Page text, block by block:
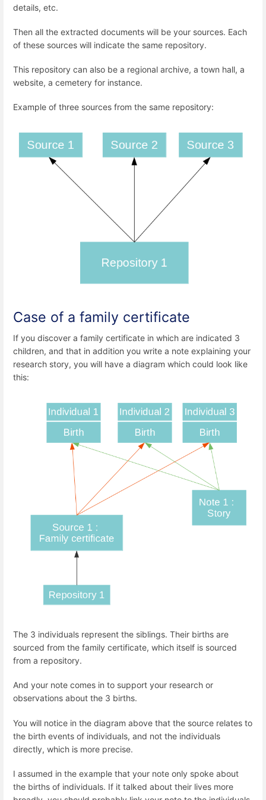
details, etc.
Then all the extracted documents will be your sources. Each
of these sources will indicate the same repository.
This repository can also be a regional archive, a town hall, a
website, a cemetery for instance.
Example of three sources from the same repository:
Case of a family certificate
If you discover a family certificate in which are indicated 3
children, and that in addition you write a note explaining your
research story, you will have a diagram which could look like
this:
The 3 individuals represent the siblings. Their births are
sourced from the family certificate, which itself is sourced
from a repository.
And your note comes in to support your research or
observations about the 3 births.
You will notice in the diagram above that the source relates to
the birth events of individuals, and not the individuals
directly, which is more precise.
I assumed in the example that your note only spoke about
the births of individuals. If it talked about their lives more